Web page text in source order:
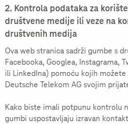
2. Kontrola podataka za
društvene medije ili veze na
društvenih medija
Ova web stranica sadrži gumbe s
Facebooka, Googlea, Instagrama,
ili LinkedIna) pomoću kojih
Deutsche Telekom AG svojim
Kako biste imali potpunu kontrolu
gumbi uspostavljaju izravan